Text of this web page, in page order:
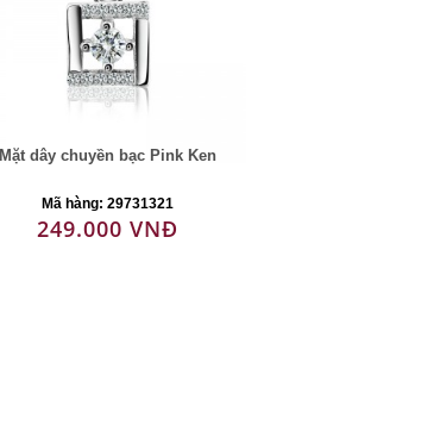
Mặt dây chuyền bạc Pink Ken
Mã hàng: 29731321
249.000 VNĐ